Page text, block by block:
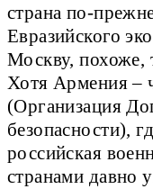
страна по-
Евразийского
Москву, похоже,
Хотя Армения –
(Организация
безопасности),
российская
странами давно